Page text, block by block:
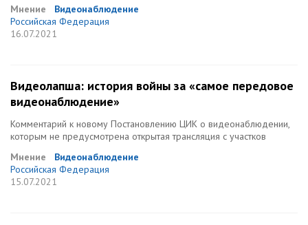
Мнение
Видеонаблюдение
Российская Федерация
16.07.2021
Видеолапша: история войны за «самое передовое
видеонаблюдение»
Комментарий к новому Постановлению ЦИК о видеонаблюдении,
которым не предусмотрена открытая трансляция с участков
Мнение
Видеонаблюдение
Российская Федерация
15.07.2021